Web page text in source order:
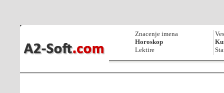
Znacenje imena
Horoskop
Lektire